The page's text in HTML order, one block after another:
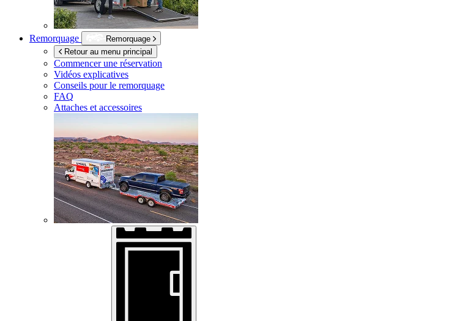
Remorquage
Remorquage
Retour au menu principal
Commencer une réservation
Vidéos explicatives
Conseils pour le remorquage
FAQ
Attaches et accessoires